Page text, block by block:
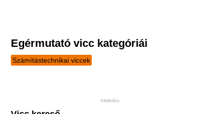
Egérmutató vicc kategóriái
Számítástechnikai viccek
hirdetés: